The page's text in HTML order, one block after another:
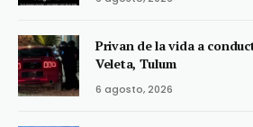
Privan de la vida a
Veleta, Tulum
6 agosto, 2026